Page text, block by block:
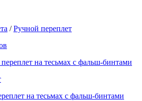
/Ручной переплет
на тесьмах с фальш-бинтами